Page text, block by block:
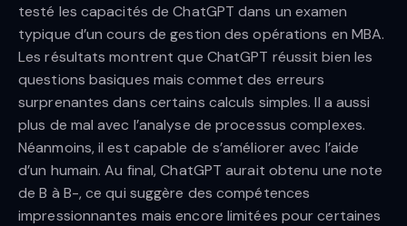
testé les capacités de ChatGPT dans un examen
typique d’un cours de gestion des opérations en MBA.
Les résultats montrent que ChatGPT réussit bien les
questions basiques mais commet des erreurs
surprenantes dans certains calculs simples. Il a aussi
plus de mal avec l’analyse de processus complexes.
Néanmoins, il est capable de s’améliorer avec l’aide
d’un humain. Au final, ChatGPT aurait obtenu une note
de B à B-, ce qui suggère des compétences
impressionnantes mais encore limitées pour certaines